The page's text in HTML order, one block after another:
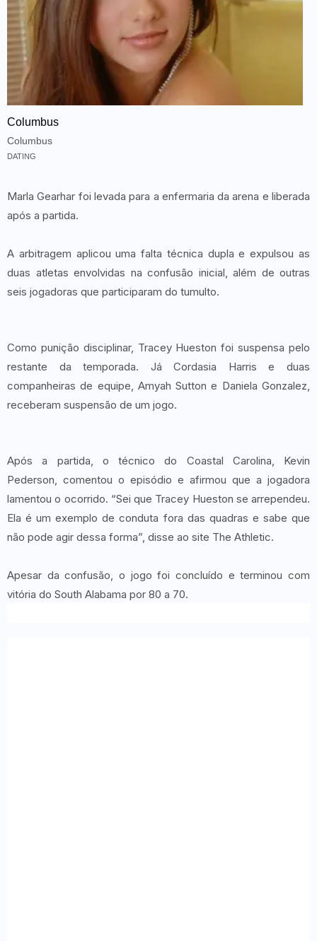
Columbus
Columbus
DATING
Marla Gearhar foi levada para a enfermaria da arena e liberada
após a partida.
A arbitragem aplicou uma falta técnica dupla e expulsou as
duas atletas envolvidas na confusão inicial, além de outras
seis jogadoras que participaram do tumulto.
Como punição disciplinar, Tracey Hueston foi suspensa pelo
restante da temporada. Já Cordasia Harris e duas
companheiras de equipe, Amyah Sutton e Daniela Gonzalez,
receberam suspensão de um jogo.
Após a partida, o técnico do Coastal Carolina, Kevin
Pederson, comentou o episódio e afirmou que a jogadora
lamentou o ocorrido. “Sei que Tracey Hueston se arrependeu.
Ela é um exemplo de conduta fora das quadras e sabe que
não pode agir dessa forma”, disse ao site The Athletic.
Apesar da confusão, o jogo foi concluído e terminou com
vitória do South Alabama por 80 a 70.